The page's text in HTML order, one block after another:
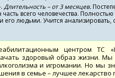
. Длительность – от 3 месяцев.
всего человечества.
людьми. Учится анализировать,
центром ТС
здоровый образ жизни.
и игромании. Но мы
в семье – лучшее лекарство